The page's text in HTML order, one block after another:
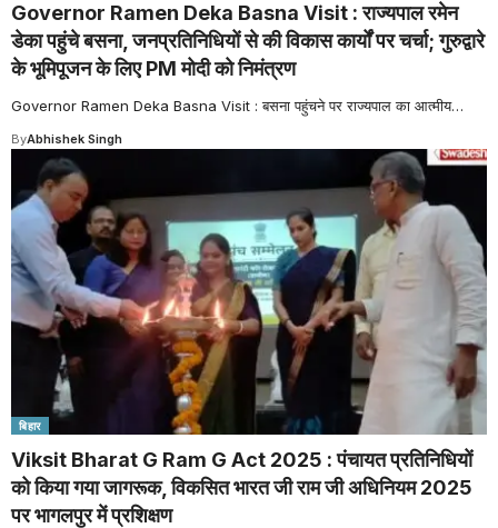
Governor Ramen Deka Basna Visit : राज्यपाल रमेन
डेका पहुंचे बसना, जनप्रतिनिधियों से की विकास कार्यों पर चर्चा; गुरुद्वारे
के भूमिपूजन के लिए PM मोदी को निमंत्रण
Governor Ramen Deka Basna Visit : बसना पहुंचने पर राज्यपाल का आत्मीय…
ByAbhishek Singh
बिहार
Viksit Bharat G Ram G Act 2025 : पंचायत प्रतिनिधियों
को किया गया जागरूक, विकसित भारत जी राम जी अधिनियम 2025
पर भागलपुर में प्रशिक्षण